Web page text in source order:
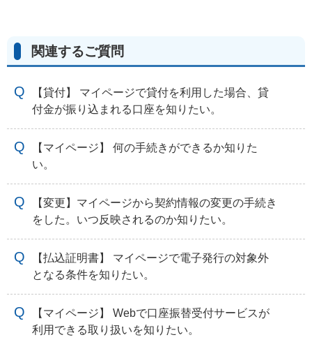
関連するご質問
【貸付】 マイページで貸付を利用した場合、貸
付金が振り込まれる口座を知りたい。
【マイページ】 何の手続きができるか知りた
い。
【変更】マイページから契約情報の変更の手続き
をした。いつ反映されるのか知りたい。
【払込証明書】 マイページで電子発行の対象外
となる条件を知りたい。
【マイページ】 Webで口座振替受付サービスが
利用できる取り扱いを知りたい。